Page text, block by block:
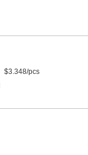
$3.348/pcs